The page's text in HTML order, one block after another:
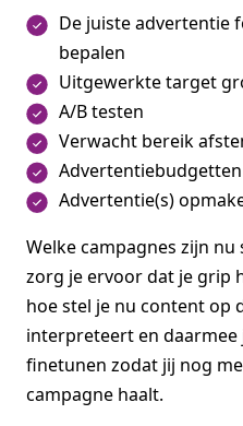
De juiste advertentie
bepalen
Uitgewerkte target
A/B testen
Verwacht bereik
Advertentie(s)
Welke campagnes zijn
zorg je ervoor dat je grip
hoe stel je nu content op
interpreteert en
finetunen zodat jij nog
campagne haalt.